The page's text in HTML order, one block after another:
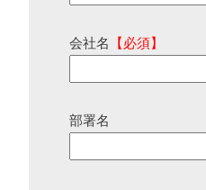
会社名 【必須】
部署名